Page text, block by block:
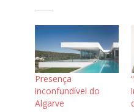
Presença
inconfundível do
Algarve